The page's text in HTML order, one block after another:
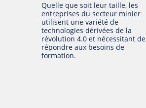
Quelle que soit leur taille, les
entreprises du secteur minier
utilisent une variété de
technologies dérivées de la
révolution 4.0 et nécessitant de
répondre aux besoins de
formation.